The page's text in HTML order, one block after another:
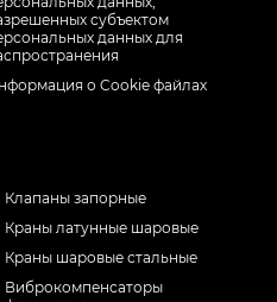
субъектом
данных для
о Cookie файлах
Клапаны запорные
Краны латунные шаровые
Краны шаровые стальные
Виброкомпенсаторы